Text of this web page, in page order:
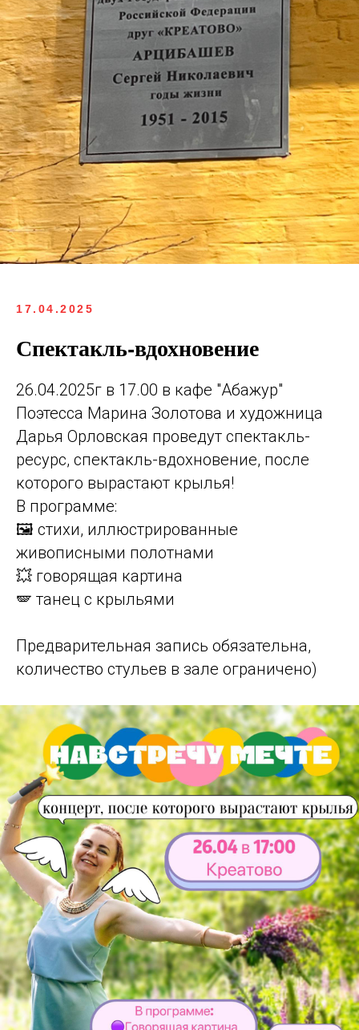
17.04.2025
Спектакль-вдохновение
26.04.2025г в 17.00 в кафе "Абажур"
Поэтесса Марина Золотова и художница
Дарья Орловская проведут спектакль-
ресурс, спектакль-вдохновение, после
которого вырастают крылья!
В программе:
🖼️ стихи, иллюстрированные
живописными полотнами
💥 говорящая картина
🪽 танец с крыльями
Предварительная запись обязательна,
количество стульев в зале ограничено)